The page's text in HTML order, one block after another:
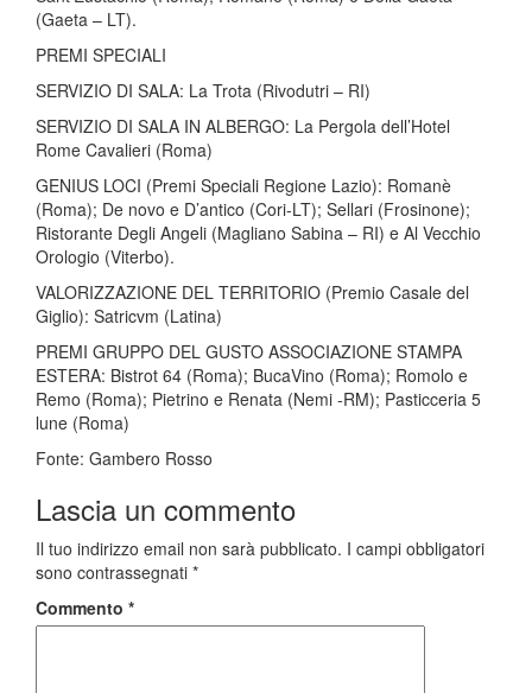
(Gaeta – LT).
PREMI SPECIALI
SERVIZIO DI SALA: La Trota (Rivodutri – RI)
SERVIZIO DI SALA IN ALBERGO: La Pergola dell’Hotel
Rome Cavalieri (Roma)
GENIUS LOCI (Premi Speciali Regione Lazio): Romanè
(Roma); De novo e D’antico (Cori-LT); Sellari (Frosinone);
Ristorante Degli Angeli (Magliano Sabina – RI) e Al Vecchio
Orologio (Viterbo).
VALORIZZAZIONE DEL TERRITORIO (Premio Casale del
Giglio): Satricvm (Latina)
PREMI GRUPPO DEL GUSTO ASSOCIAZIONE STAMPA
ESTERA: Bistrot 64 (Roma); BucaVino (Roma); Romolo e
Remo (Roma); Pietrino e Renata (Nemi -RM); Pasticceria 5
lune (Roma)
Fonte: Gambero Rosso
Lascia un commento
Il tuo indirizzo email non sarà pubblicato. I campi obbligatori
sono contrassegnati *
Commento *